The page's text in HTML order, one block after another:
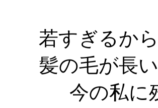
若すぎるか
髪の毛が長
今の私に